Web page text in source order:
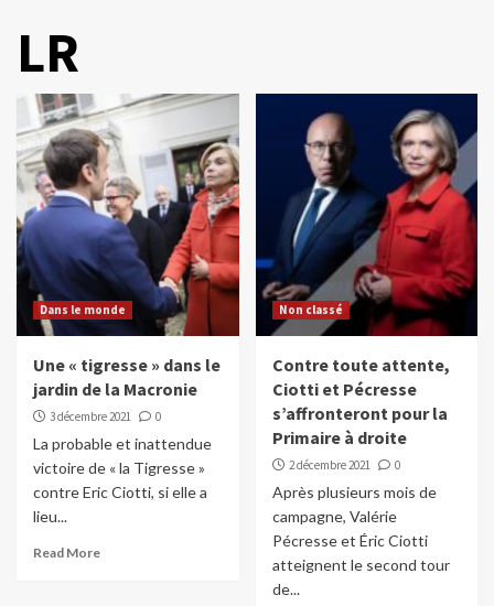
LR
Dans le monde
Une « tigresse » dans le
jardin de la Macronie
3 décembre 2021 0
La probable et inattendue
victoire de « la Tigresse »
contre Eric Ciotti, si elle a
lieu...
Read More
Non classé
Contre toute attente,
Ciotti et Pécresse
s’affronteront pour la
Primaire à droite
2 décembre 2021 0
Après plusieurs mois de
campagne, Valérie
Pécresse et Éric Ciotti
atteignent le second tour
de...